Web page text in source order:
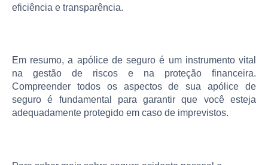
eficiência e transparência.
Em resumo, a apólice de seguro é um instrumento vital
na gestão de riscos e na proteção financeira.
Compreender todos os aspectos de sua apólice de
seguro é fundamental para garantir que você esteja
adequadamente protegido em caso de imprevistos.